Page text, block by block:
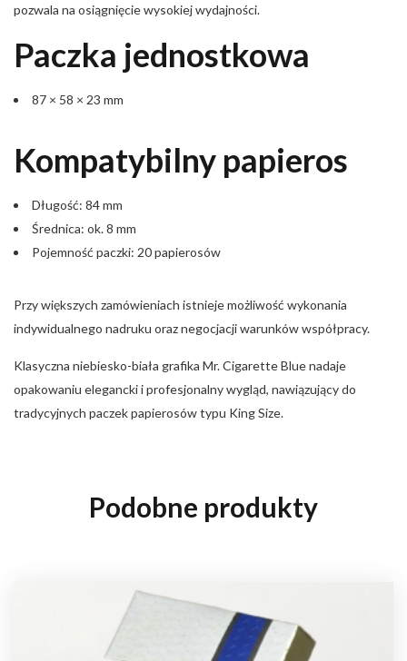
pozwala na osiągnięcie wysokiej wydajności.
Paczka jednostkowa
87 × 58 × 23 mm
Kompatybilny papieros
Długość: 84 mm
Średnica: ok. 8 mm
Pojemność paczki: 20 papierosów
Przy większych zamówieniach istnieje możliwość wykonania
indywidualnego nadruku oraz negocjacji warunków współpracy.
Klasyczna niebiesko-biała grafika Mr. Cigarette Blue nadaje
opakowaniu elegancki i profesjonalny wygląd, nawiązujący do
tradycyjnych paczek papierosów typu King Size.
Podobne produkty